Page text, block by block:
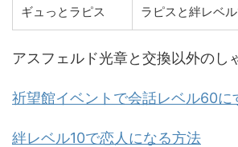
ギュっとラピス ラピスと絆レベ
アスフェルド光章と交換以外のし
祈望館イベントで会話レベル60に
絆レベル10で恋人になる方法